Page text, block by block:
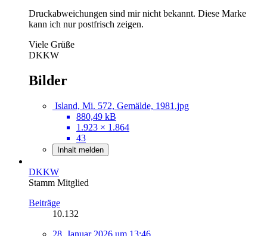
Druckabweichungen sind mir nicht bekannt. Diese Marke
kann ich nur postfrisch zeigen.
Viele Grüße
DKKW
Bilder
Island, Mi. 572, Gemälde, 1981.jpg
880,49 kB
1.923 × 1.864
43
Inhalt melden
DKKW
Stamm Mitglied
Beiträge
10.132